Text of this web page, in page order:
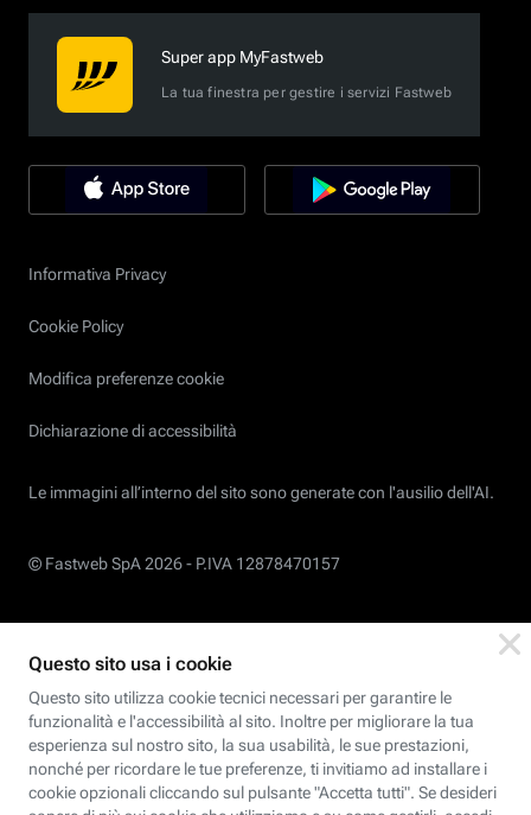
Super app MyFastweb
La tua finestra per gestire i servizi Fastweb
Informativa Privacy
Cookie Policy
Modifica preferenze cookie
Dichiarazione di accessibilità
Le immagini all’interno del sito sono generate con l'ausilio dell'AI.
© Fastweb SpA 2026 - P.IVA 12878470157